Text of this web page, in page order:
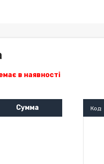
в наявності
Сумма Код: